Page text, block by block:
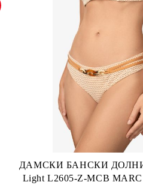
ДАМСКИ БАНСКИ
Light L2605-Z-MCB